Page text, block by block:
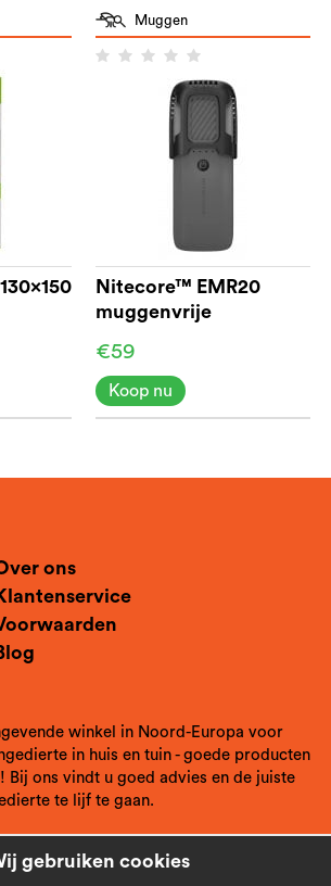
Muggen
Nitecore™ EMR20
muggenvrije
€59
Koop nu
ons
winkel in Noord-Europa voor
in huis en tuin - goede producten
Bij ons vindt u goed advies en de juiste
te lijf te gaan.
gebruiken cookies